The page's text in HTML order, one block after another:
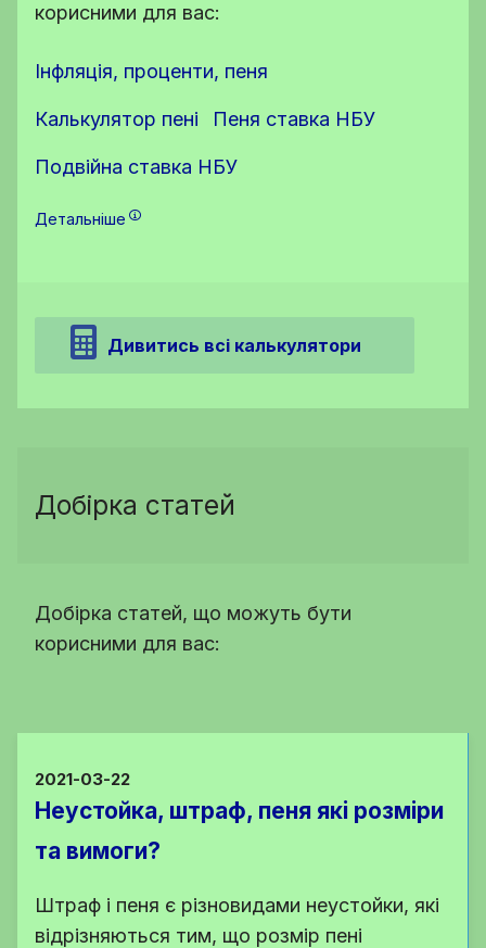
корисними для вас:
Інфляція, проценти, пеня
Калькулятор пені Пеня ставка НБУ
Подвійна ставка НБУ
Детальніше
Дивитись всі калькулятори
Добірка статей
Добірка статей, що можуть бути
корисними для вас:
2021-03-22
Неустойка, штраф, пеня які розміри
та вимоги?
Штраф і пеня є різновидами неустойки, які
відрізняються тим, що розмір пені